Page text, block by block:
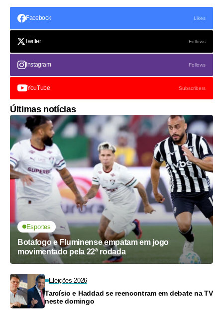
Facebook Likes
Twitter Follows
Instagram Follows
YouTube Subscribers
Últimas notícias
Esportes
Botafogo e Fluminense empatam em jogo
movimentado pela 22ª rodada
Eleições 2026
Tarcísio e Haddad se reencontram em debate na TV
neste domingo